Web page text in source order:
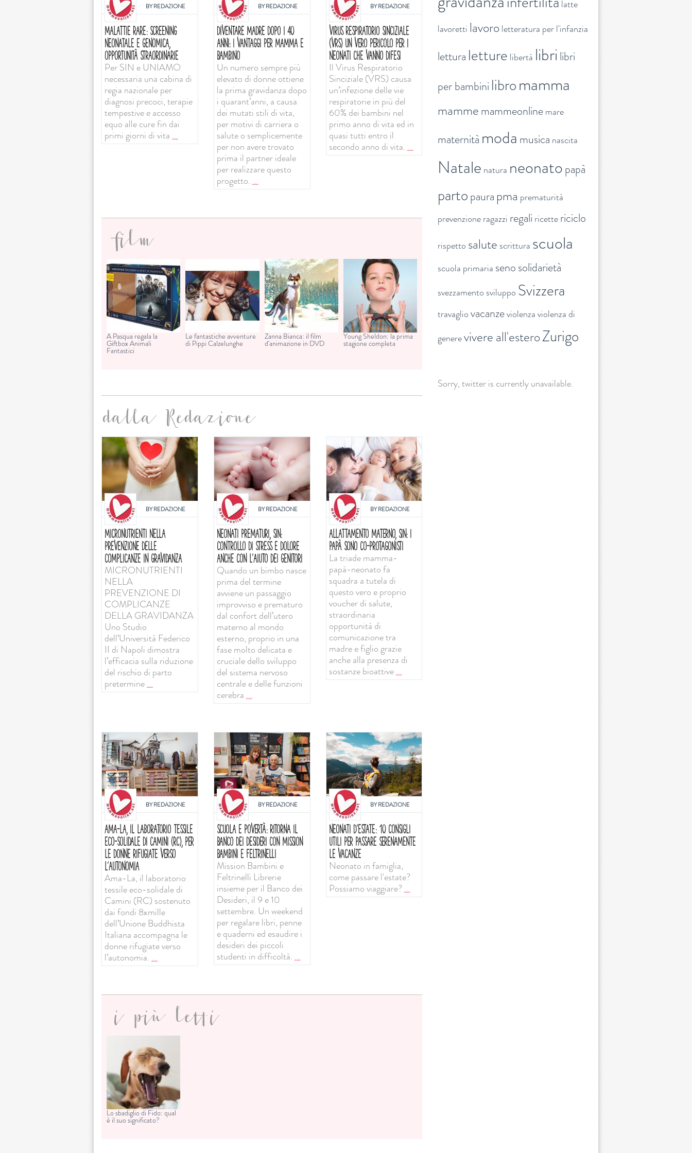
BYREDAZIONE
MALATTIE RARE: SCREENING
NEONATALE E GENOMICA,
OPPORTUNITÀ STRAORDINARIE
Per SIN e UNIAMO
necessaria una cabina di
regia nazionale per
diagnosi precoci, terapie
tempestive e accesso
equo alle cure fin dai
primi giorni di vita ...
BYREDAZIONE
DIVENTARE MADRE DOPO I 40
ANNI: I VANTAGGI PER MAMMA E
BAMBINO
Un numero sempre più
elevato di donne ottiene
la prima gravidanza dopo
i quarant’anni, a causa
dei mutati stili di vita,
per motivi di carriera o
salute o semplicemente
per non avere trovato
prima il partner ideale
per realizzare questo
progetto. ...
BYREDAZIONE
VIRUS RESPIRATORIO SINCIZIALE
(VRS) UN VERO PERICOLO PER I
NEONATI CHE VANNO DIFESI
Il Virus Respiratorio
Sinciziale (VRS) causa
un’infezione delle vie
respiratorie in più del
60% dei bambini nel
primo anno di vita ed in
quasi tutti entro il
secondo anno di vita. ...
film
A Pasqua regala la
Giftbox Animali
Fantastici
Le fantastiche avventure
di Pippi Calzelunghe
Zanna Bianca: il film
d'animazione in DVD
Young Sheldon: la prima
stagione completa
dalla Redazione
BYREDAZIONE
MICRONUTRIENTI NELLA
PREVENZIONE DELLE
COMPLICANZE IN GRAVIDANZA
MICRONUTRIENTI
NELLA
PREVENZIONE DI
COMPLICANZE
DELLA GRAVIDANZA
Uno Studio
dell’Università Federico
II di Napoli dimostra
l’efficacia sulla riduzione
del rischio di parto
pretermine...
BYREDAZIONE
NEONATI PREMATURI, SIN:
CONTROLLO DI STRESS E DOLORE
ANCHE CON L'AIUTO DEI GENITORI
Quando un bimbo nasce
prima del termine
avviene un passaggio
improvviso e prematuro
dal confort dell’utero
materno al mondo
esterno, proprio in una
fase molto delicata e
cruciale dello sviluppo
del sistema nervoso
centrale e delle funzioni
cerebra ...
BYREDAZIONE
ALLATTAMENTO MATERNO, SIN: I
PAPÀ SONO CO-PROTAGONISTI
La triade mamma-
papà-neonato fa
squadra a tutela di
questo vero e proprio
voucher di salute,
straordinaria
opportunità di
comunicazione tra
madre e figlio grazie
anche alla presenza di
sostanze bioattive...
BYREDAZIONE
AMA-LA, IL LABORATORIO TESSILE
ECO-SOLIDALE DI CAMINI (RC), PER
LE DONNE RIFUGIATE VERSO
L’AUTONOMIA
Ama-La, il laboratorio
tessile eco-solidale di
Camini (RC) sostenuto
dai fondi 8xmille
dell’Unione Buddhista
Italiana accompagna le
donne rifugiate verso
l’autonomia. ...
BYREDAZIONE
SCUOLA E POVERTÀ: RITORNA IL
BANCO DEI DESIDERI CON MISSION
BAMBINI E FELTRINELLI
Mission Bambini e
Feltrinelli Librerie
insieme per il Banco dei
Desideri, il 9 e 10
settembre. Un weekend
per regalare libri, penne
e quaderni ed esaudire i
desideri dei piccoli
studenti in difficoltà. ...
BYREDAZIONE
NEONATI D'ESTATE: 10 CONSIGLI
UTILI PER PASSARE SERENAMENTE
LE VACANZE
Neonato in famiglia,
come passare l'estate?
Possiamo viaggiare?...
i più letti
Lo sbadiglio di Fido: qual
è il suo significato?
latte
lavoretti lavoroletteratura per l'infanzia
lettura letture libertà libri libri
per bambini libromamma
mammemammeonlinemare
maternità moda musica nascita
Natale natura neonatopapà
partopaura pma prematurità
prevenzioneragazzi regali ricettericiclo
rispetto salute scrittura scuola
scuola primaria senosolidarietà
svezzamento sviluppo Svizzera
travaglio vacanzeviolenza violenza di
generevivere all'esteroZurigo
Sorry, twitter is currently unavailable.